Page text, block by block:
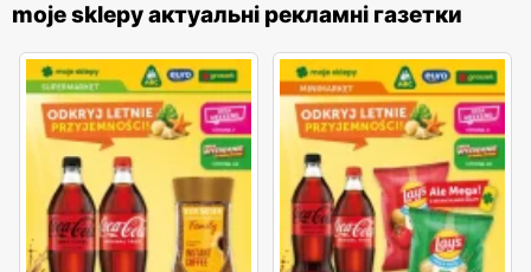
moje sklepy актуальні рекламні газетки